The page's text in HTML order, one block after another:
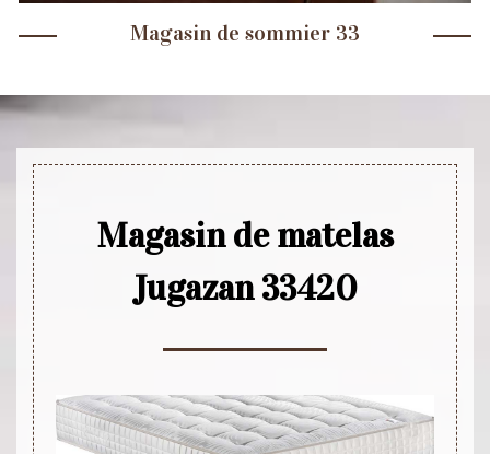
Magasin de sommier 33
Magasin de matelas
Jugazan 33420